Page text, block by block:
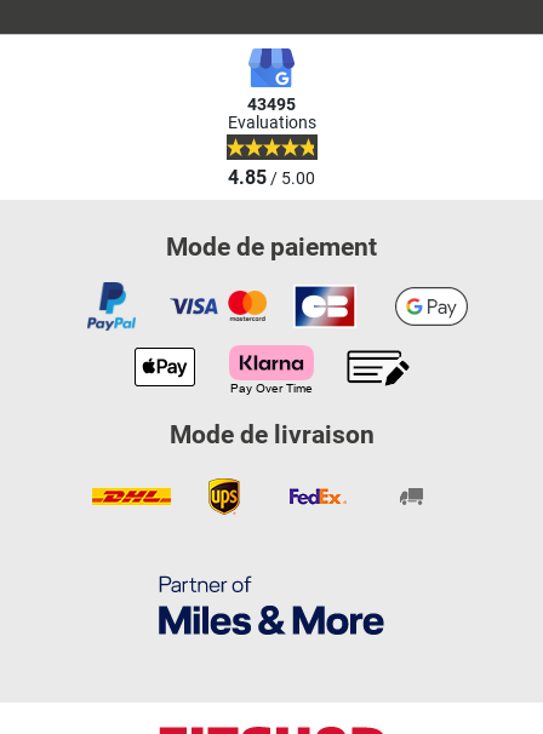
43495
Evaluations
4.85/ 5.00
Mode de paiement
Mode de livraison